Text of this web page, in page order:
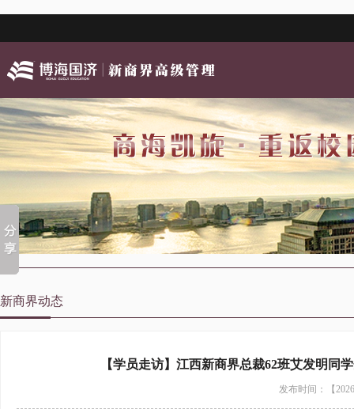
新商界动态
【学员走访】江西新商界总裁62班艾发明
发布时间：【